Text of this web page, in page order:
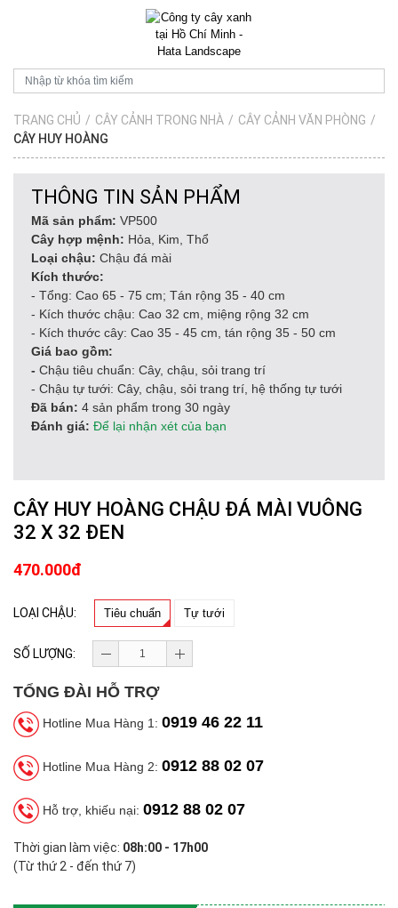
TRANG CHỦ / CÂY CẢNH TRONG NHÀ / CÂY CẢNH VĂN PHÒNG /
CÂY HUY HOÀNG
THÔNG TIN SẢN PHẨM
Mã sản phẩm: VP500
Cây hợp mệnh: Hỏa, Kim, Thổ
Loại chậu: Chậu đá mài
Kích thước:
- Tổng: Cao 65 - 75 cm; Tán rộng 35 - 40 cm
- Kích thước chậu: Cao 32 cm, miệng rộng 32 cm
- Kích thước cây: Cao 35 - 45 cm, tán rộng 35 - 50 cm
Giá bao gồm:
- Chậu tiêu chuẩn: Cây, chậu, sỏi trang trí
- Chậu tự tưới: Cây, chậu, sỏi trang trí, hệ thống tự tưới
Đã bán: 4 sản phẩm trong 30 ngày
Đánh giá: Để lại nhận xét của bạn
CÂY HUY HOÀNG CHẬU ĐÁ MÀI VUÔNG
32 X 32 ĐEN
470.000đ
LOẠI CHẬU: Tiêu chuẩn Tự tưới
SỐ LƯỢNG:
TỔNG ĐÀI HỖ TRỢ
Hotline Mua Hàng 1: 0919 46 22 11
Hotline Mua Hàng 2: 0912 88 02 07
Hỗ trợ, khiếu nại: 0912 88 02 07
Thời gian làm việc: 08h:00 - 17h00
(Từ thứ 2 - đến thứ 7)